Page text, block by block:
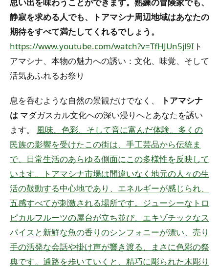
静寂を求める人でも、トアマシナ周辺地域はあなたの
期待をすべて満たしてくれるでしょう。
https://www.youtube.com/watch?v=TfHJUn5jl9I ト
アマシナ、本物の魅力への誘い：文化、味覚、そして
活気あふれるお祭り
息を呑むような自然の景観だけでなく、
トアマシナ
は マダガスカル文化への深い浸りへとあなたを誘い
ます。 風味、色彩、そして音に富んだ体験。多くの
民族の影響を受けたこの街は、手工芸品から伝統ま
で、日常生活のあらゆる側面にこの多様性を反映して
います。トアマシナ市場は間違いなく地元の人々の生
活の鼓​​動する中心地であり、エネルギーが感じられ、
五感すべてが刺激される場所です。ジューシーなトロ
ピカルフルーツの屋台が立ち並び、エキゾチックなス
パイスと新鮮な魚の香りのシンフォニーが漂い、売り
手の活発な会話や掛け声が響き渡る、まさに色彩の祭
典です。通路を歩いていくと、精巧に彫られた木彫り